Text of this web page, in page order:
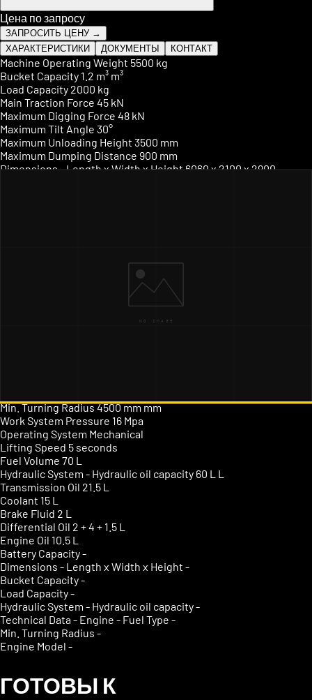
Цена по запросу
ЗАПРОСИТЬ ЦЕНУ →
ХАРАКТЕРИСТИКИ
ДОКУМЕНТЫ КОНТАКТ
Machine Operating Weight 5500 kg
Bucket Capacity 1.2 m³ m³
Load Capacity 2000 kg
Main Traction Force 45 kN
Maximum Digging Force 48 kN
Maximum Tilt Angle 30°
Maximum Unloading Height 3500 mm
Maximum Dumping Distance 900 mm
Dimensions - Length x Width x Height6060 x 2100 x 2900
2400 r/min
Min. Turning Radius4500 mm mm
Work System Pressure 16 Mpa
Operating System Mechanical
Lifting Speed 5 seconds
Fuel Volume 70 L
Hydraulic System - Hydraulic oil capacity 60 L L
Transmission Oil 21.5 L
Coolant 15 L
Brake Fluid 2 L
Differential Oil 2 + 4 + 1.5 L
Engine Oil 10.5 L
Battery Capacity-
Dimensions - Length x Width x Height -
Bucket Capacity-
Load Capacity-
Hydraulic System - Hydraulic oil capacity-
Technical Data - Engine - Fuel Type -
Min. Turning Radius -
Engine Model -
ГОТОВЫ К